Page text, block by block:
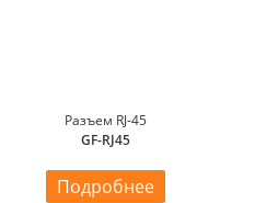
Разъем RJ-45
GF-RJ45
Подробнее